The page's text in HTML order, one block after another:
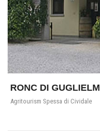
RONC DI
Agritourism Spessa di Cividale